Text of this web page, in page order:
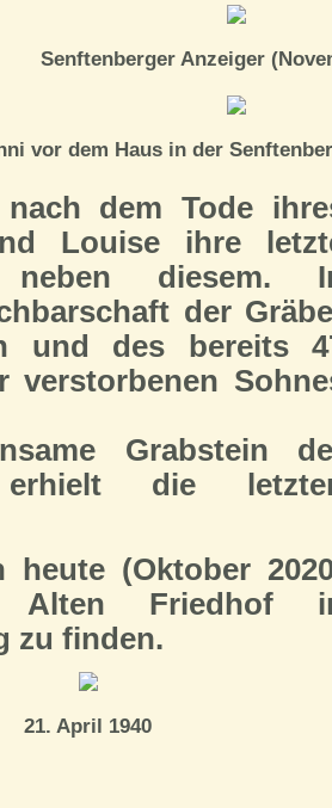
Senftenberger Anzeiger
vor dem Haus in der
dem Tode
Louise ihre
neben diesem.
der
und des bereits
verstorbenen
Grabstein
erhielt die
(Oktober
Friedhof
zu finden.
21. April 1940